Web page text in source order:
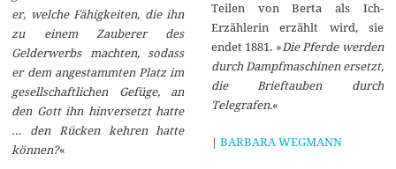
er, welche Fähigkeiten, die ihn
zu einem Zauberer des
Gelderwerbs machten, sodass
er dem angestammten Platz im
gesellschaftlichen Gefüge, an
den Gott ihn hinversetzt hatte
… den Rücken kehren hatte
können?«
Teilen von Berta als Ich-
Erzählerin erzählt wird, sie
endet 1881. »Die Pferde werden
durch Dampfmaschinen ersetzt,
die Brieftauben durch
Telegrafen.«
| BARBARA WEGMANN